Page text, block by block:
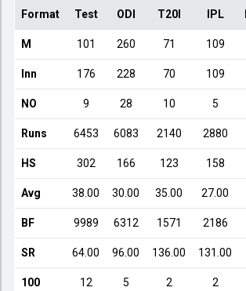
Format Test ODI T20I IPL
M 101 260 71 109
Inn 176 228 70 109
NO 9 28 10 5
Runs 6453 6083 2140 2880
HS 302 166 123 158
Avg 38.00 30.00 35.00 27.00
BF 9989 6312 1571 2186
SR 64.00 96.00 136.00 131.00
100 12 5 2 2